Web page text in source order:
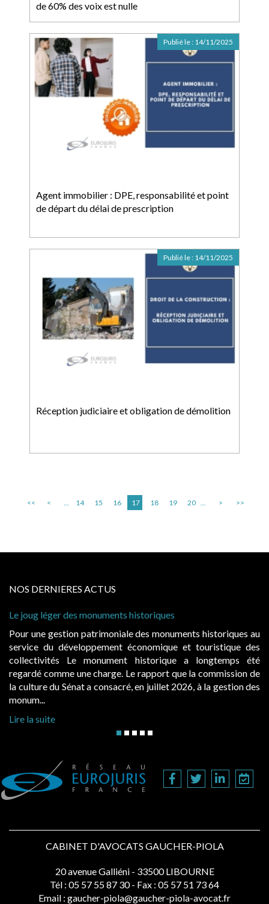
de 60% des voix est nulle
Agent immobilier : DPE, responsabilité et point
de départ du délai de prescription
Publié le : 14/11/2025
Réception judiciaire et obligation de démolition
Publié le : 14/11/2025
<< < ... 14 15 16 17 18 19 20 ... > >>
NOS DERNIERES ACTUS
des monuments historiques
gestion patrimoniale des monuments historiques au
du développement économique et touristique des
Le monument historique a longtemps été
comme une charge. Le rapport que la commission de
du Sénat a consacré, en juillet 2026, à la gestion des
également
public,
CABINET D'AVOCATS GAUCHER-PIOLA
20 avenue Galliéni - 33500 LIBOURNE
Tél : 05 57 55 87 30 - Fax : 05 57 51 73 64
Email : gaucher-piola@gaucher-piola-avocat.fr